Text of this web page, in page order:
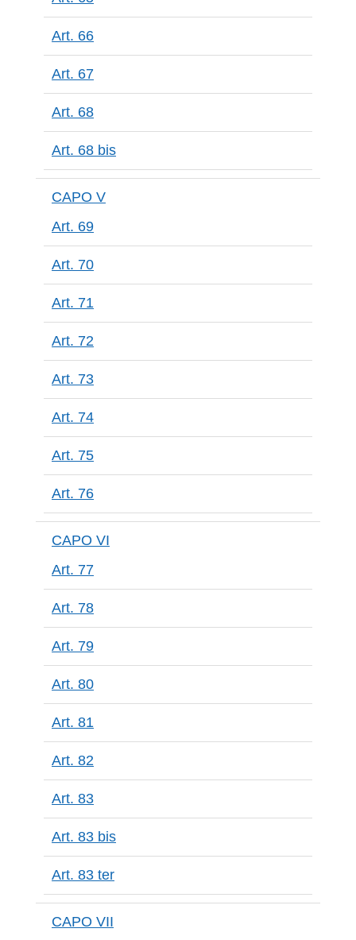
Art. 66
Art. 67
Art. 68
Art. 68 bis
CAPO V
Art. 69
Art. 70
Art. 71
Art. 72
Art. 73
Art. 74
Art. 75
Art. 76
CAPO VI
Art. 77
Art. 78
Art. 79
Art. 80
Art. 81
Art. 82
Art. 83
Art. 83 bis
Art. 83 ter
CAPO VII